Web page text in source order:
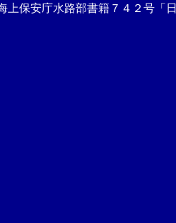
上保安庁水路部書籍７４２号「